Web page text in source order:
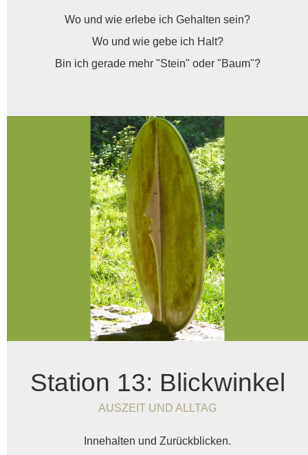
Wo und wie erlebe ich Gehalten sein?
Wo und wie gebe ich Halt?
Bin ich gerade mehr "Stein" oder "Baum"?
Station 13: Blickwinkel
AUSZEIT UND ALLTAG
Innehalten und Zurückblicken.